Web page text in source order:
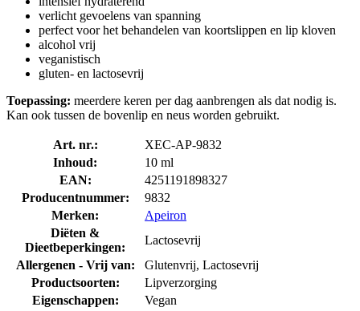
verlicht gevoelens van spanning
perfect voor het behandelen van koortslippen en lip kloven
alcohol vrij
veganistisch
gluten- en lactosevrij
Toepassing: meerdere keren per dag aanbrengen als dat nodig is.
Kan ook tussen de bovenlip en neus worden gebruikt.
Art. nr.:
XEC-AP-9832
Inhoud:
10 ml
EAN:
4251191898327
Producentnummer:
9832
Merken:
Apeiron
Diëten &
Dieetbeperkingen:
Lactosevrij
Allergenen - Vrij van:
Glutenvrij, Lactosevrij
Productsoorten:
Lipverzorging
Eigenschappen:
Vegan